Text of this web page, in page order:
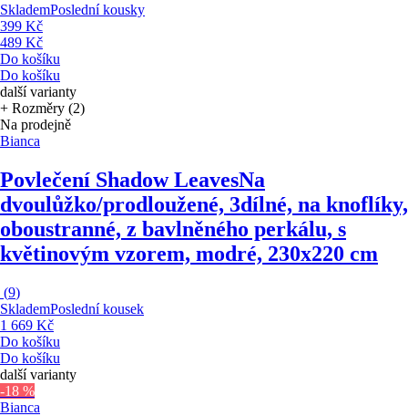
SklademPoslední kousky
399 Kč
489 Kč
Do košíku
Do košíku
další varianty
+ Rozměry (2)
Na prodejně
Bianca
Povlečení Shadow LeavesNa
dvoulůžko/prodloužené, 3dílné, na knoflíky,
oboustranné, z bavlněného perkálu, s
květinovým vzorem, modré, 230x220 cm
(9)
SklademPoslední kousek
1 669 Kč
Do košíku
Do košíku
další varianty
-18 %
Bianca